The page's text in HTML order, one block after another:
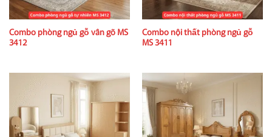
Combo phòng ngủ gỗ vân gõ MS
3412
Combo nội thất phòng ngủ gỗ
MS 3411